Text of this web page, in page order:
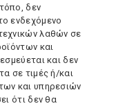
δεν
ενδεχόμενο
λαθών σε
και
και δεν
σε τιμές ή/και
και υπηρεσιών
ότι δεν θα